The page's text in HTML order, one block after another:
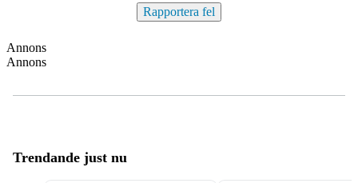
Rapportera fel
Annons
Annons
Trendande just nu